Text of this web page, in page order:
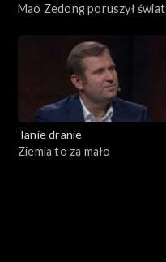
Mao Zedong poruszył świat
Tanie dranie
Ziemia to za mało